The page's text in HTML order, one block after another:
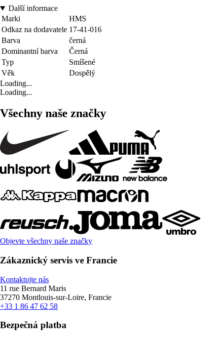
Další informace
Marki
HMS
Odkaz na dodavatele 17-41-016
Barva
černá
Dominantní barva
Černá
Typ
Smíšené
Věk
Dospělý
Loading...
Loading...
Všechny naše značky
Objevte všechny naše značky
Zákaznický servis ve Francie
Kontaktujte nás
11 rue Bernard Maris
37270 Montlouis-sur-Loire, Francie
+33 1 86 47 62 58
Bezpečná platba